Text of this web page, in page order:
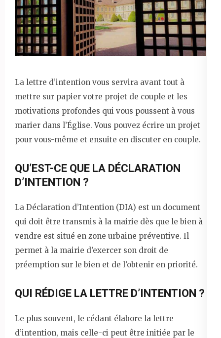
La lettre d’intention vous servira avant tout à
mettre sur papier votre projet de couple et les
motivations profondes qui vous poussent à vous
marier dans l’Église. Vous pouvez écrire un projet
pour vous-même et ensuite en discuter en couple.
QU’EST-CE QUE LA DÉCLARATION
D’INTENTION ?
La Déclaration d’Intention (DIA) est un document
qui doit être transmis à la mairie dès que le bien à
vendre est situé en zone urbaine préventive. Il
permet à la mairie d’exercer son droit de
préemption sur le bien et de l’obtenir en priorité.
QUI RÉDIGE LA LETTRE D’INTENTION ?
Le plus souvent, le cédant élabore la lettre
d’intention, mais celle-ci peut être initiée par le